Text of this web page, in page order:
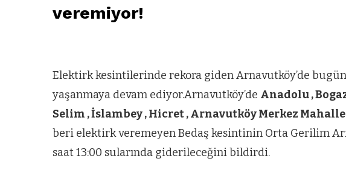
veremiyor!
Elektirk kesintilerinde rekora giden Arnavutköy’de
yaşanmaya devam ediyor.Arnavutköy’de Anadolu ,
Selim , İslambey , Hicret , Arnavutköy Merkez
beri elektirk veremeyen Bedaş kesintinin Orta Gerilim
saat 13:00 sularında giderileceğini bildirdi.